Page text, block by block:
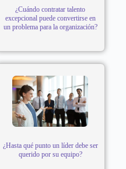
¿Cuándo contratar talento
excepcional puede convertirse en
un problema para la organización?
¿Hasta qué punto un líder debe ser
querido por su equipo?